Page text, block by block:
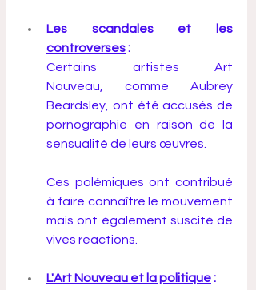
Les scandales et les
controverses :
Certains artistes Art
Nouveau, comme Aubrey
Beardsley, ont été accusés de
pornographie en raison de la
sensualité de leurs œuvres.
Ces polémiques ont contribué
à faire connaître le mouvement
mais ont également suscité de
vives réactions.
L'Art Nouveau et la politique :